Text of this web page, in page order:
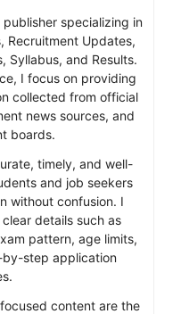
specializing in
Recruitment Updates,
Syllabus, and Results.
I focus on providing
collected from official
news sources, and
boards.
timely, and well-
and job seekers
without confusion. I
details such as
pattern, age limits,
step application
content are the